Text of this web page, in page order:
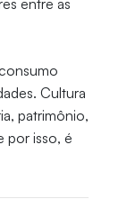
Cultura
patrimônio,
por isso, é